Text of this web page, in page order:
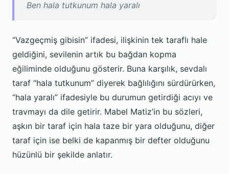
Ben hala tutkunum hala yaralı
“Vazgeçmiş gibisin” ifadesi, ilişkinin tek taraflı hale
geldiğini, sevilenin artık bu bağdan kopma
eğiliminde olduğunu gösterir. Buna karşılık, sevdalı
taraf “hala tutkunum” diyerek bağlılığını sürdürürken,
“hala yaralı” ifadesiyle bu durumun getirdiği acıyı ve
travmayı da dile getirir. Mabel Matiz’in bu sözleri,
aşkın bir taraf için hala taze bir yara olduğunu, diğer
taraf için ise belki de kapanmış bir defter olduğunu
hüzünlü bir şekilde anlatır.